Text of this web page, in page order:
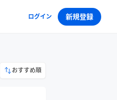
ログイン 新規登録
おすすめ順